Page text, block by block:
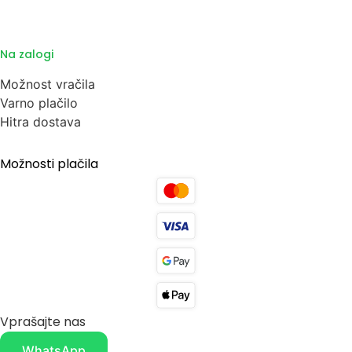
Na zalogi
Možnost vračila
Varno plačilo
Hitra dostava
Možnosti plačila
Vprašajte nas